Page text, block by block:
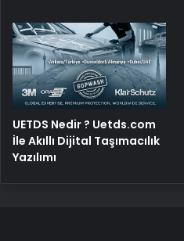
UETDS Nedir ? Uetds.com
İle Akıllı Dijital Taşımacılık
Yazılımı